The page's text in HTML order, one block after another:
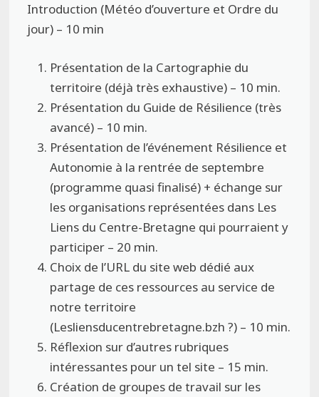
Introduction (Météo d’ouverture et Ordre du
jour) – 10 min
Présentation de la Cartographie du
territoire (déjà très exhaustive) – 10 min.
Présentation du Guide de Résilience (très
avancé) – 10 min.
Présentation de l’événement Résilience et
Autonomie à la rentrée de septembre
(programme quasi finalisé) + échange sur
les organisations représentées dans Les
Liens du Centre-Bretagne qui pourraient y
participer – 20 min.
Choix de l’URL du site web dédié aux
partage de ces ressources au service de
notre territoire
(Lesliensducentrebretagne.bzh ?) – 10 min.
Réflexion sur d’autres rubriques
intéressantes pour un tel site – 15 min.
Création de groupes de travail sur les